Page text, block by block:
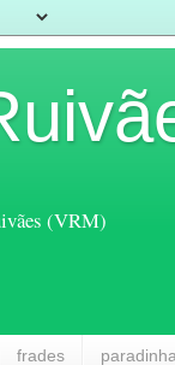
(VRM)
frades